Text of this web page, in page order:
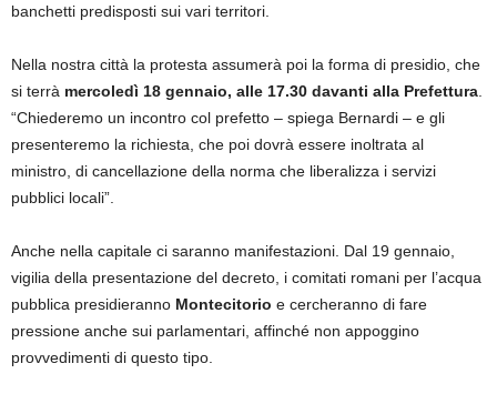
banchetti predisposti sui vari territori.
Nella nostra città la protesta assumerà poi la forma di presidio, che
si terrà mercoledì 18 gennaio, alle 17.30 davanti alla Prefettura
“Chiederemo un incontro col prefetto – spiega Bernardi – e gli
presenteremo la richiesta, che poi dovrà essere inoltrata al
ministro, di cancellazione della norma che liberalizza i servizi
pubblici locali”.
Anche nella capitale ci saranno manifestazioni. Dal 19 gennaio,
vigilia della presentazione del decreto, i comitati romani per l’acqua
pubblica presidieranno Montecitorio e cercheranno di fare
pressione anche sui parlamentari, affinché non appoggino
provvedimenti di questo tipo.